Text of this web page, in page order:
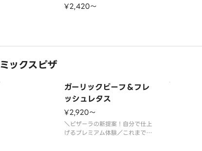
¥2,420〜
ミックスピザ
ガーリックビーフ＆フレ
ッシュレタス
¥2,920〜
＼ピザーラの新提案！自分で仕上
げるプレミアム体験／これまでに